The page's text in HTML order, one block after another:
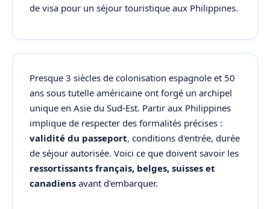
de visa pour un séjour touristique aux Philippines.
Presque 3 siècles de colonisation espagnole et 50
ans sous tutelle américaine ont forgé un archipel
unique en Asie du Sud-Est. Partir aux Philippines
implique de respecter des formalités précises :
validité du passeport, conditions d'entrée, durée
de séjour autorisée. Voici ce que doivent savoir les
ressortissants français, belges, suisses et
canadiens avant d'embarquer.